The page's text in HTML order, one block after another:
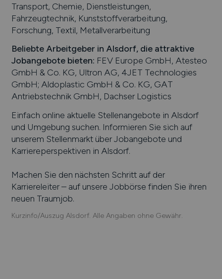
Transport, Chemie, Dienstleistungen,
Fahrzeugtechnik, Kunststoffverarbeitung,
Forschung, Textil, Metallverarbeitung
Beliebte Arbeitgeber in Alsdorf, die attraktive
Jobangebote bieten: FEV Europe GmbH, Atesteo
GmbH & Co. KG, Ultron AG, 4JET Technologies
GmbH; Aldoplastic GmbH & Co. KG, GAT
Antriebstechnik GmbH, Dachser Logistics
Einfach online aktuelle Stellenangebote in Alsdorf
und Umgebung suchen. Informieren Sie sich auf
unserem Stellenmarkt über Jobangebote und
Karriereperspektiven in Alsdorf.
Machen Sie den nächsten Schritt auf der
Karriereleiter – auf unsere Jobbörse finden Sie ihren
neuen Traumjob.
Kurzinfo/Auszug Alsdorf. Alle Angaben ohne Gewähr.